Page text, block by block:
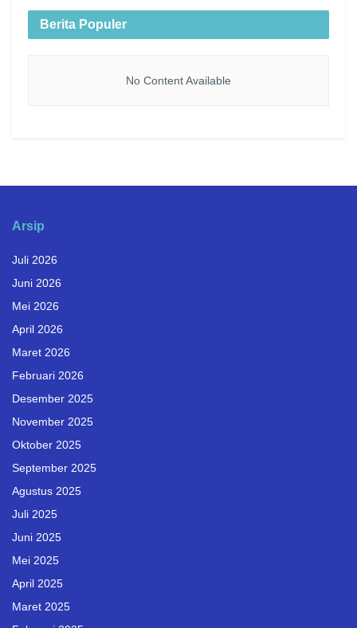
Berita Populer
No Content Available
Arsip
Juli 2026
Juni 2026
Mei 2026
April 2026
Maret 2026
Februari 2026
Desember 2025
November 2025
Oktober 2025
September 2025
Agustus 2025
Juli 2025
Juni 2025
Mei 2025
April 2025
Maret 2025